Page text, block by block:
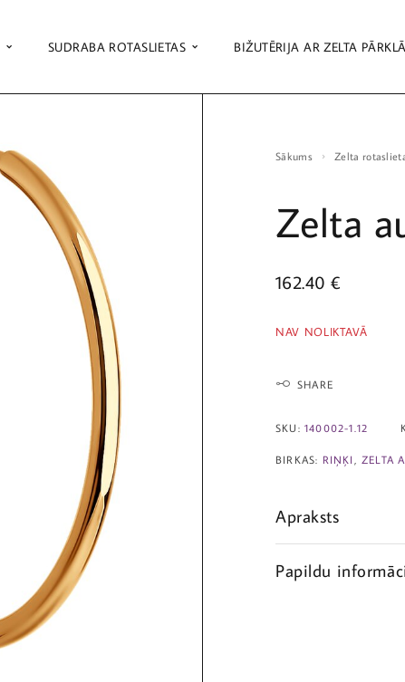
SUDRABA ROTASLIETAS BIŽUTĒRIJA AR ZELTA
Sākums Zelta
Zelta
162.40 €
NAV NOLIKTAVĀ
SHARE
SKU: 140002-1.12
BIRKAS: RIŅĶI ZELTA
Apraksts
Papildu